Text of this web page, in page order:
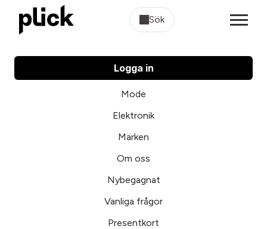
Sök
Logga in
Mode
Elektronik
Märken
Om oss
Nybegagnat
Vanliga frågor
Presentkort